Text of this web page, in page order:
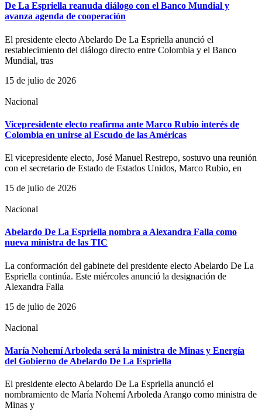
De La Espriella reanuda diálogo con el Banco Mundial y
avanza agenda de cooperación
El presidente electo Abelardo De La Espriella anunció el
restablecimiento del diálogo directo entre Colombia y el Banco
Mundial, tras
15 de julio de 2026
Nacional
Vicepresidente electo reafirma ante Marco Rubio interés de
Colombia en unirse al Escudo de las Américas
El vicepresidente electo, José Manuel Restrepo, sostuvo una reunión
con el secretario de Estado de Estados Unidos, Marco Rubio, en
15 de julio de 2026
Nacional
Abelardo De La Espriella nombra a Alexandra Falla como
nueva ministra de las TIC
La conformación del gabinete del presidente electo Abelardo De La
Espriella continúa. Este miércoles anunció la designación de
Alexandra Falla
15 de julio de 2026
Nacional
María Nohemí Arboleda será la ministra de Minas y Energía
del Gobierno de Abelardo De La Espriella
El presidente electo Abelardo De La Espriella anunció el
nombramiento de María Nohemí Arboleda Arango como ministra de
Minas y